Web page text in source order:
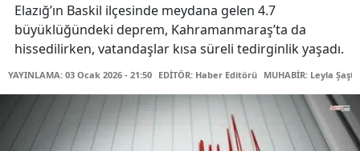
Elazığ’ın Baskil ilçesinde meydana gelen 4.7
büyüklüğündeki deprem, Kahramanmaraş’ta da
hissedilirken, vatandaşlar kısa süreli tedirginlik yaşadı.
YAYINLAMA: 03 Ocak 2026 - 21:50 EDİTÖR: Haber Editörü MUHABİR: Leyla Şaştı